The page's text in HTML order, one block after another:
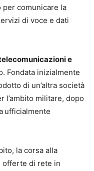
per comunicare la
di voce e dati
e
Fondata inizialmente
di un’altra società
l’ambito militare, dopo
ufficialmente
la corsa alla
offerte di rete in